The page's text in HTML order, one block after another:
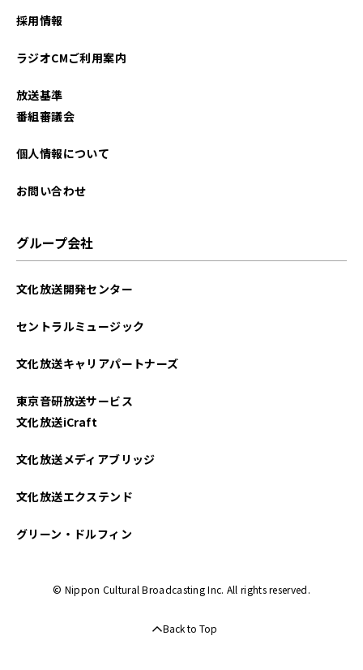
採用情報
ラジオCMご利用案内
放送基準
番組審議会
個人情報について
お問い合わせ
グループ会社
文化放送開発センター
セントラルミュージック
文化放送キャリアパートナーズ
東京音研放送サービス
文化放送iCraft
文化放送メディアブリッジ
文化放送エクステンド
グリーン・ドルフィン
© Nippon Cultural Broadcasting Inc. All rights reserved.
Back to Top